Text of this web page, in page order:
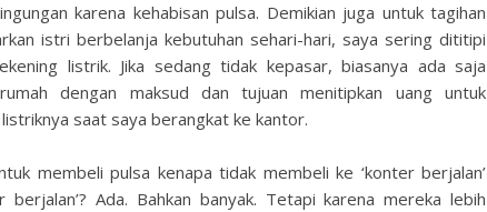
karena kehabisan pulsa. Demikian juga untuk tagihan
istri berbelanja kebutuhan sehari-hari, saya sering dititipi
listrik. Jika sedang tidak kepasar, biasanya ada saja
dengan maksud dan tujuan menitipkan uang untuk
saat saya berangkat ke kantor.
membeli pulsa kenapa tidak membeli ke ‘konter berjalan’
berjalan’? Ada. Bahkan banyak. Tetapi karena mereka lebih